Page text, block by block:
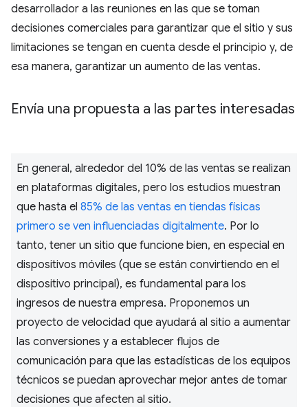
desarrollador a las reuniones en las que se toman
decisiones comerciales para garantizar que el sitio y sus
limitaciones se tengan en cuenta desde el principio y, de
esa manera, garantizar un aumento de las ventas.
Envía una propuesta a las partes interesadas
En general, alrededor del 10% de las ventas se realizan
en plataformas digitales, pero los estudios muestran
que hasta el 85% de las ventas en tiendas físicas
primero se ven influenciadas digitalmente. Por lo
tanto, tener un sitio que funcione bien, en especial en
dispositivos móviles (que se están convirtiendo en el
dispositivo principal), es fundamental para los
ingresos de nuestra empresa. Proponemos un
proyecto de velocidad que ayudará al sitio a aumentar
las conversiones y a establecer flujos de
comunicación para que las estadísticas de los equipos
técnicos se puedan aprovechar mejor antes de tomar
decisiones que afecten al sitio.